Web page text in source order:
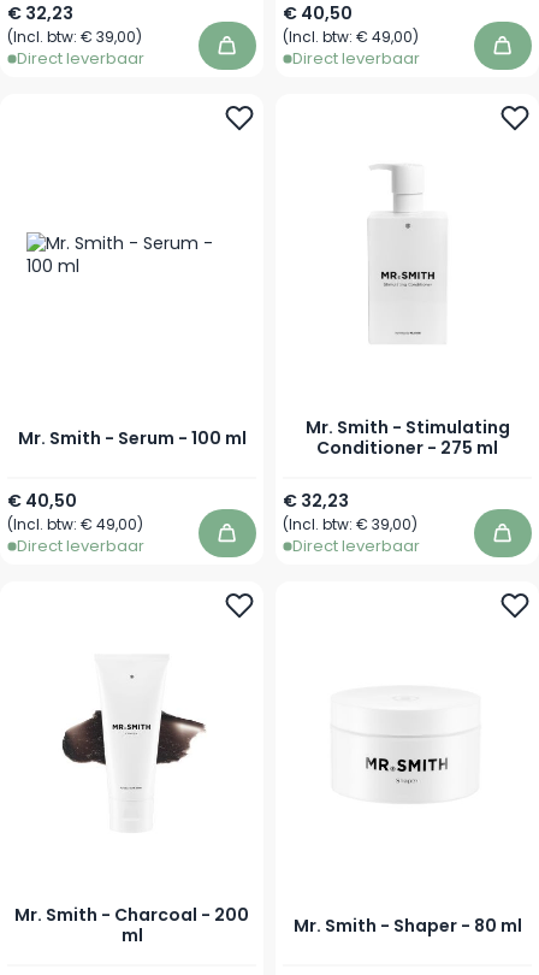
€ 32,23
(Incl. btw: € 39,00)
Direct leverbaar In winkelwagen
€ 40,50
(Incl. btw: € 49,00)
Direct leverbaar In
Mr. Smith - Serum - 100 ml
€ 40,50
(Incl. btw: € 49,00)
Direct leverbaar In winkelwagen
Mr. Smith - Stimulating
Conditioner - 275 ml
€ 32,23
(Incl. btw: € 39,00)
Direct leverbaar In
Mr. Smith - Charcoal - 200
ml
Mr. Smith - Shaper - 80 ml